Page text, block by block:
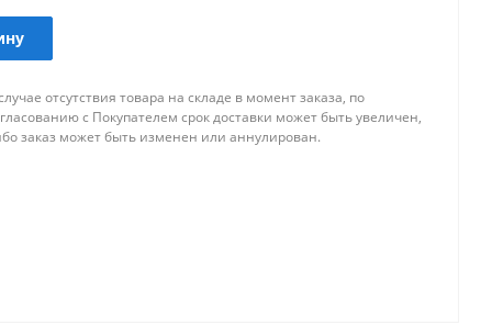
отсутствия товара на складе в момент заказа, по
с Покупателем срок доставки может быть увеличен,
заказ может быть изменен или аннулирован.